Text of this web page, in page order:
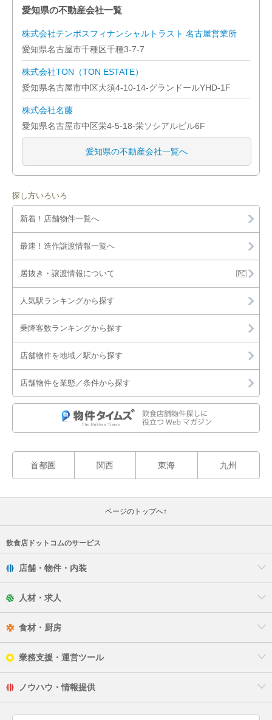
愛知県の不動産会社一覧
株式会社テンポスフィナンシャルトラスト 名古屋営業所
愛知県名古屋市千種区千種3-7-7
株式会社TON（TON ESTATE）
愛知県名古屋市中区大須4-10-14-グランドールYHD-1F
株式会社名藤
愛知県名古屋市中区栄4-5-18-栄ソシアルビル6F
愛知県の不動産会社一覧へ
探し方いろいろ
新着！店舗物件一覧へ
最速！造作譲渡情報一覧へ
居抜き・譲渡情報について
人気駅ランキングから探す
乗降客数ランキングから探す
店舗物件を地域／駅から探す
店舗物件を業態／条件から探す
首都圏 関西 東海 九州
ページのトップへ↑
飲食店ドットコムのサービス
店舗・物件・内装
人材・求人
食材・厨房
業務支援・運営ツール
ノウハウ・情報提供